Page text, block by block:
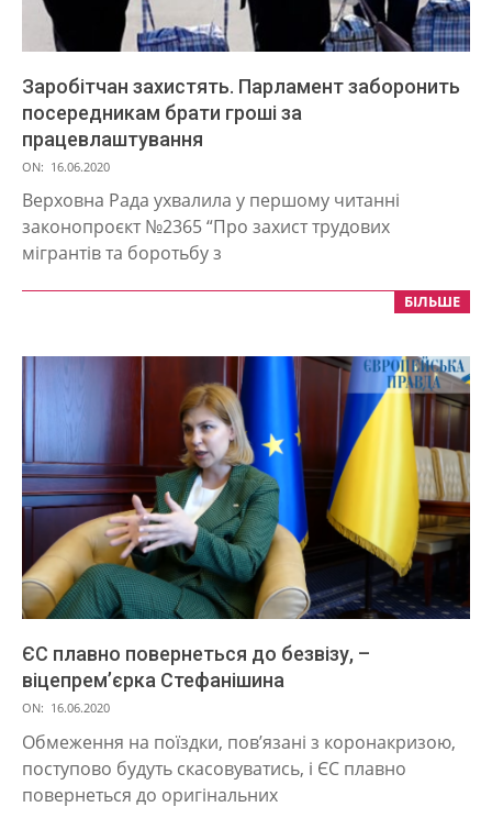
Заробітчан захистять. Парламент заборонить
посередникам брати гроші за
працевлаштування
2020-
06-
ON: 16.06.2020
Верховна Рада ухвалила у першому читанні
законопроєкт №2365 “Про захист трудових
мігрантів та боротьбу з
БІЛЬШЕ
ЄС плавно повернеться до безвізу, –
віцепрем’єрка Стефанішина
2020-
06-
ON: 16.06.2020
Обмеження на поїздки, пов’язані з коронакризою,
поступово будуть скасовуватись, і ЄС плавно
повернеться до оригінальних